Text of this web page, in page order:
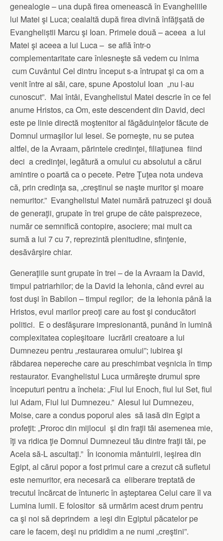
genealogie – una după firea omenească în Evangheliile
lui Matei şi Luca; cealaltă după firea divină înfăţişată de
Evangheliștii Marcu şi Ioan. Primele două – aceea a lui
Matei şi aceea a lui Luca – se află într-o
complementaritate care înlesneşte să vedem cu inima
cum Cuvântul Cel dintru început s-a întrupat şi ca om a
venit între ai săi, care, spune Apostolul Ioan „nu l-au
cunoscut”. Mai întâi, Evanghelistul Matei descrie în ce fel
anume Hristos, ca Om, este descendent din David, deci
este pe linie directă moştenitor al făgăduinţelor făcute de
Domnul urmaşilor lui Iesei. Se porneşte, nu se putea
altfel, de la Avraam, părintele credinţei, filiaţiunea fiind
deci a credinţei, legătură a omului cu absolutul a cărui
amintire o poartă ca o pecete. Petre Ţuţea nota undeva
că, prin credinţa sa, „creştinul se naşte muritor şi moare
nemuritor.” Evanghelistul Matei numără patruzeci şi două
de generaţii, grupate în trei grupe de câte paisprezece,
număr ce semnifică contopire, asociere; mai mult ca
sumă a lui 7 cu 7, reprezintă plenitudine, sfinţenie,
desăvârşire chiar.
Generaţiile sunt grupate în trei – de la Avraam la David,
timpul patriarhilor; de la David la Iehonia, când evrei au
fost duşi în Babilon – timpul regilor; de la Iehonia până la
Hristos, evul marilor preoţi care au fost şi conducători
politici. E o desfăşurare impresionantă, punând în lumină
complexitatea copleşitoare lucrării creatoare a lui
Dumnezeu pentru „restaurarea omului”; iubirea şi
răbdarea nepereche care au preschimbat veşnicia în timp
restaurator. Evanghelistul Luca urmăreşte drumul spre
începuturi pentru a încheia: „Fiul lui Enoch, fiul lui Set, fiul
lui Adam, Fiul lui Dumnezeu.” Alesul lui Dumnezeu,
Moise, care a condus poporul ales să iasă din Egipt a
profeţit: „Proroc din mijlocul şi din fraţii tăi asemenea mie,
îţi va ridica ţie Domnul Dumnezeul tău dintre fraţii tăi, pe
Acela să-L ascultaţi.” În iconomia mântuirii, ieşirea din
Egipt, al cărui popor a fost primul care a crezut că sufletul
este nemuritor, era necesară ca eliberare treptată de
trecutul încărcat de întuneric în aşteptarea Celui care îl va
Lumina lumii. E folositor să urmărim acest drum pentru
ca şi noi să deprindem a ieşi din Egiptul păcatelor pe
care le facem, deşi nu prididim a ne numi „creştini”.